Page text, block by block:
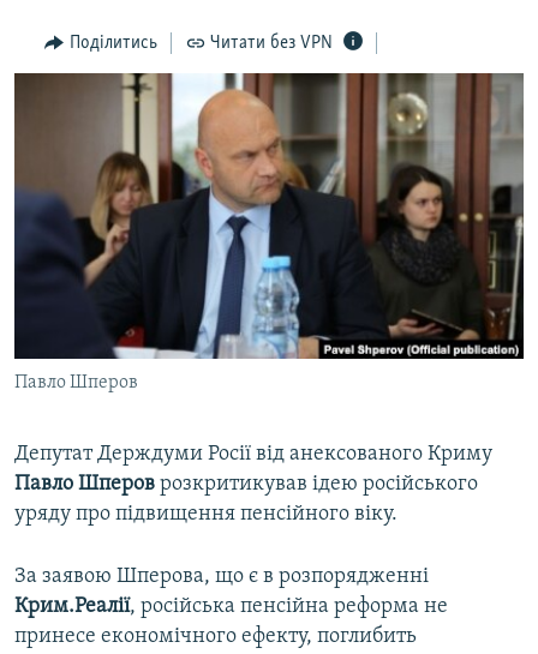
Перейти
до
ПОГЛЯД
СПЕЦПРОЕКТИ
ДЕПОРТАЦІЯ
ВІДЕОУРОКИ «ELIFBE»
УКРАЇНСЬКА ПРОБЛЕМА КРИМУ
ІНФОГРАФІКА
ЯК ОБІЙТИ БЛОКУВАННЯ
Русский
ДОЛУЧАЙСЯ!
Усі сайти RFE/RL
Поділитись Читати без VPN
Павло Шперов
Депутат Держдуми Росії від анексованого Криму
Павло Шперов розкритикував ідею російського
уряду про підвищення пенсійного віку.
За заявою Шперова, що є в розпорядженні
Крим.Реалії, російська пенсійна реформа не
принесе економічного ефекту, поглибить